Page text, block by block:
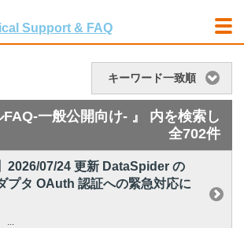
キーワード一致順
FAQ-一般公開向け- 』 内を検索し
全702件
2026/07/24 更新 DataSpider の
プタ OAuth 認証への緊急対応に
...